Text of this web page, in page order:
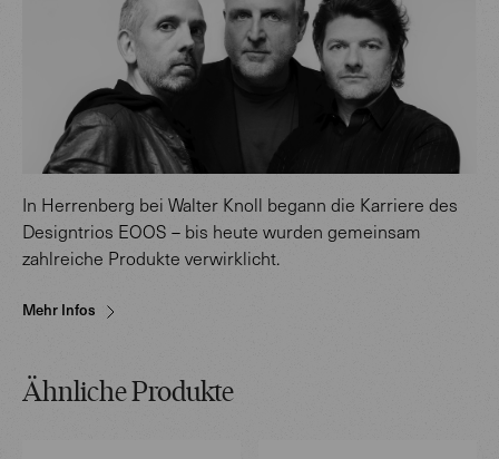
In Herrenberg bei Walter Knoll begann die Karriere des
Designtrios EOOS – bis heute wurden gemeinsam
zahlreiche Produkte verwirklicht.
Mehr Infos
Ähnliche Produkte